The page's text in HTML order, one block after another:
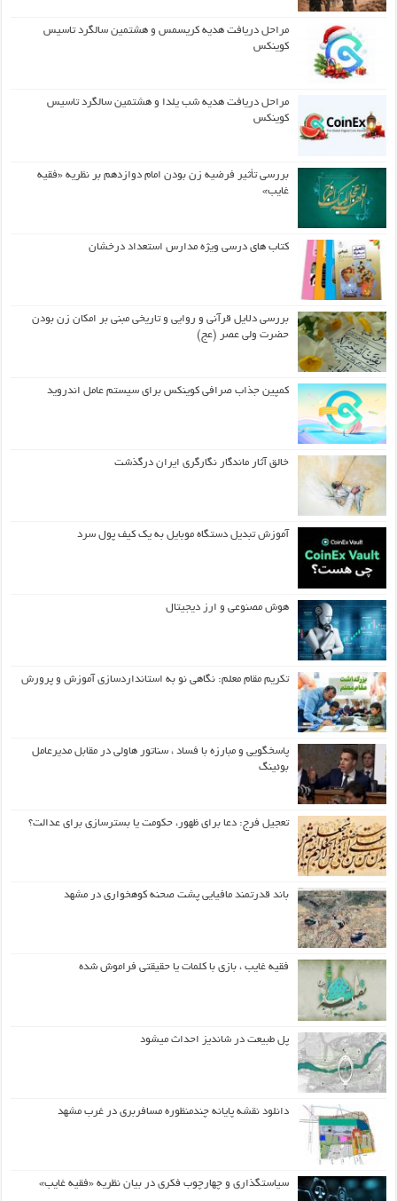
مراحل دریافت هدیه کریسمس و هشتمین سالگرد تاسیس
کوینکس
مراحل دریافت هدیه شب یلدا و هشتمین سالگرد تاسیس
کوینکس
بررسی تأثیر فرضیه زن بودن امام دوازدهم بر نظریه «فقیه
غایب»
کتاب های درسی ویژه مدارس استعداد درخشان
بررسی دلایل قرآنی و روایی و تاریخی مبنی بر امکان زن بودن
حضرت ولی عصر (عج)
کمپین جذاب صرافی کوینکس برای سیستم عامل اندروید
خالق آثار ماندگار نگارگری ایران درگذشت
آموزش تبدیل دستگاه موبایل به یک کیف‌ پول سرد
هوش مصنوعی و ارز دیجیتال
تکریم مقام معلم: نگاهی نو به استانداردسازی آموزش و پرورش
پاسخگویی و مبارزه با فساد ، سناتور هاولی در مقابل مدیرعامل
بوئینگ
تعجیل فرج: دعا برای ظهور، حکومت یا بسترسازی برای عدالت؟
باند قدرتمند مافیایی پشت صحنه کوهخواری در مشهد
فقیه غایب ، بازی با کلمات یا حقیقتی فراموش شده
پل طبیعت در شاندیز احداث میشود
دانلود نقشه پایانه چندمنظوره مسافربری در غرب مشهد
سیاستگذاری و چهارچوب فکری در بیان نظریه «فقیه غایب»